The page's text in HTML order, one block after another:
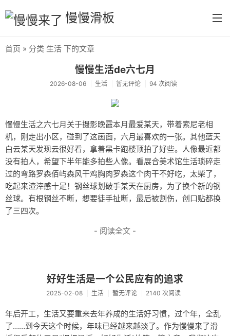
慢慢滑板
分类
默认分类
生活
慢慢读书
tool
摄影
每日分享
工具
诗歌
首页 » 分类 生活 下的文章
慢慢生活de六七月
2026-08-06 生活 暂无评论 94 次阅读
慢慢生活之六七月关于摄影晚霞本月最爱某天，带着索尼老相
机，刚走出小区，碰到了这画面，六月最喜欢的一张。其他蓝天
白云某天发现云很好看，拿着黑卡跑楼顶拍了好些。人像最近都
没有拍人，希望下半年能多拍些人像。看展合美术馆生活琐碎走
过的弯路罗森佰屿森风干鸡胸肉罗森这个肉干不好吃，太柴了，
吃起来渣滓感十足！钢丝球划破手某天在厨房，为了换个新的钢
丝球。有根钢丝不断，想要徒手扯断，最后被割伤，创口贴都换
了三四次。
- 阅读全文 -
好好生活是一个公民应有的追求
2025-02-08 生活 暂无评论 2140 次阅读
年后开工，生活又要重来去年养成的生活好习惯，过个年，全乱
了……到今天这个时候，年味已经越来越淡了。作为慢慢来了滑